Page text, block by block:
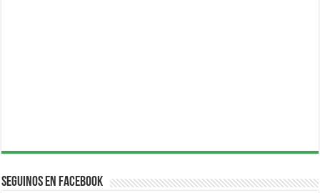
Seguinos en Facebook